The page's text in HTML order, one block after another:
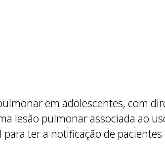
em adolescentes, com
lesão pulmonar associada ao
ter a notificação de pacientes